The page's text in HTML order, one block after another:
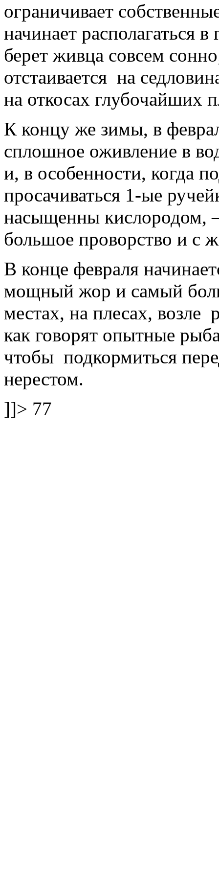
ограничивает
начинает располагаться
берет живца совсем
отстаивается на
на откосах глубочайших
К концу же зимы, в
сплошное оживление в
и, в особенности, когда
просачиваться 1-ые
насыщенны кислородом,
большое проворство и с
В конце февраля
мощный жор и самый
местах, на плесах, возле
как говорят опытные
чтобы подкормиться
нерестом.
]]> 77